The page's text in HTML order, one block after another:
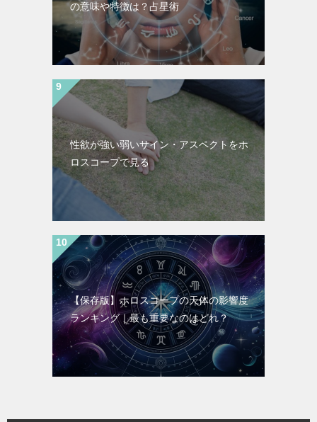
の意味や特徴は？占星術
性欲が強い弱いサイン・アスペクトをホ
ロスコープで見る
【保存版】ホロスコープの天体の影響度
ランキング｜最も重要なのはどれ？